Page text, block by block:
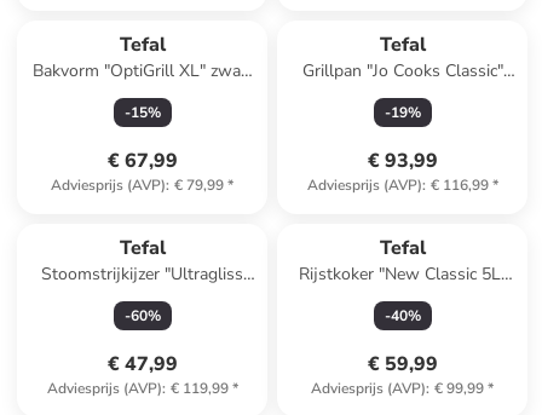
Tefal
Bakvorm "OptiGrill XL" zwart
- 1,6 l
-15%
€ 67,99
Adviesprijs (AVP): € 79,99*
Tefal
Grillpan "Jo Cooks Classic"
zwart - (B)23 x (H)27 cm
-19%
€ 93,99
Adviesprijs (AVP): € 116,99*
Tefal
Stoomstrijkijzer "Ultragliss
Plus" rood
-60%
€ 47,99
Adviesprijs (AVP): € 119,99*
Tefal
Rijstkoker "New Classic 5L"
zwart
-40%
€ 59,99
Adviesprijs (AVP): € 99,99*